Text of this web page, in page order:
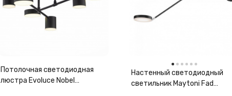
Потолочная светодиодная
люстра Evoluce Nobel
Настенный светодиодный
светильник Maytoni Fad